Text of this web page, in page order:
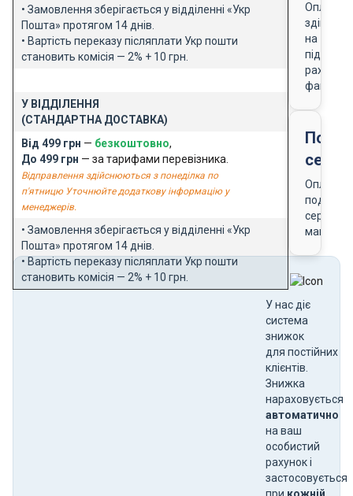
• Замовлення зберігається у відділенні «Укр
Пошта» протягом 14 днів.
• Вартість переказу післяплати Укр пошти
становить комісія — 2% + 10 грн.
У ВІДДІЛЕННЯ
(СТАНДАРТНА ДОСТАВКА)
Від 499 грн — безкоштовно,
До 499 грн — за тарифами перевізника.
Відправлення здійснюються з понеділка по
п'ятницю Уточнюйте додаткову інформацію у
менеджерів.
• Замовлення зберігається у відділенні «Укр
Пошта» протягом 14 днів.
• Вартість переказу післяплати Укр пошти
становить комісія — 2% + 10 грн.
Оплата
на
підставі
рахунку-
фактури
Оплата
магазину
У нас діє
система
знижок
для постійних
клієнтів.
Знижка
нараховується
автоматично
на ваш
особистий
рахунок і
застосовується